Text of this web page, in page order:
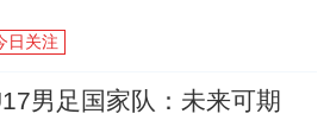
日关注
男足国家队：未来可期